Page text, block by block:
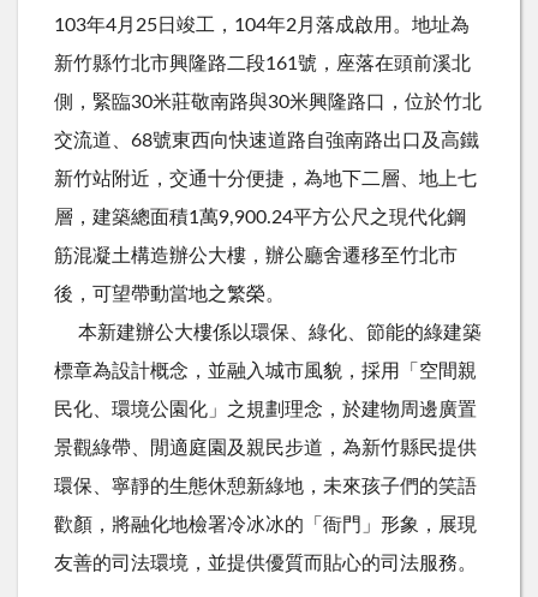
103年4月25日竣工，104年2月落成啟用。地址為
新竹縣竹北市興隆路二段161號，座落在頭前溪北
側，緊臨30米莊敬南路與30米興隆路口，位於竹北
交流道、68號東西向快速道路自強南路出口及高鐵
新竹站附近，交通十分便捷，為地下二層、地上七
層，建築總面積1萬9,900.24平方公尺之現代化鋼
筋混凝土構造辦公大樓，辦公廳舍遷移至竹北市
後，可望帶動當地之繁榮。
本新建辦公大樓係以環保、綠化、節能的綠建築
標章為設計概念，並融入城市風貌，採用「空間親
民化、環境公園化」之規劃理念，於建物周邊廣置
景觀綠帶、閒適庭園及親民步道，為新竹縣民提供
環保、寧靜的生態休憩新綠地，未來孩子們的笑語
歡顏，將融化地檢署冷冰冰的「衙門」形象，展現
友善的司法環境，並提供優質而貼心的司法服務。